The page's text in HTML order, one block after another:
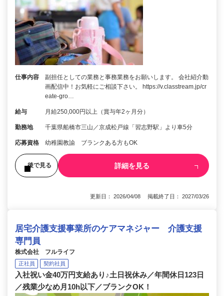
仕事内容
副担任としての業務と事務業務をお願いします。 会社紹介動
画配信中！お気軽にご相談下さい。 https://v.classtream.jp/cr
eate-gro…
給与 月給250,000円以上（賞与年2ヶ月分）
勤務地 千葉県船橋市三山／京成松戸線「習志野駅」より車5分
応募資格 幼稚園教諭 ブランクある方もOK
後で見る 詳細を見る
更新日： 2026/04/08 掲載終了日： 2027/03/26
居宅介護支援事業所のケアマネジャー 介護支援
専門員
株式会社 フルライフ
正社員 契約社員
入社祝い金40万円支給あり♪土日祝休み／年間休日123日
／残業少なめ月10h以下／ブランクOK！